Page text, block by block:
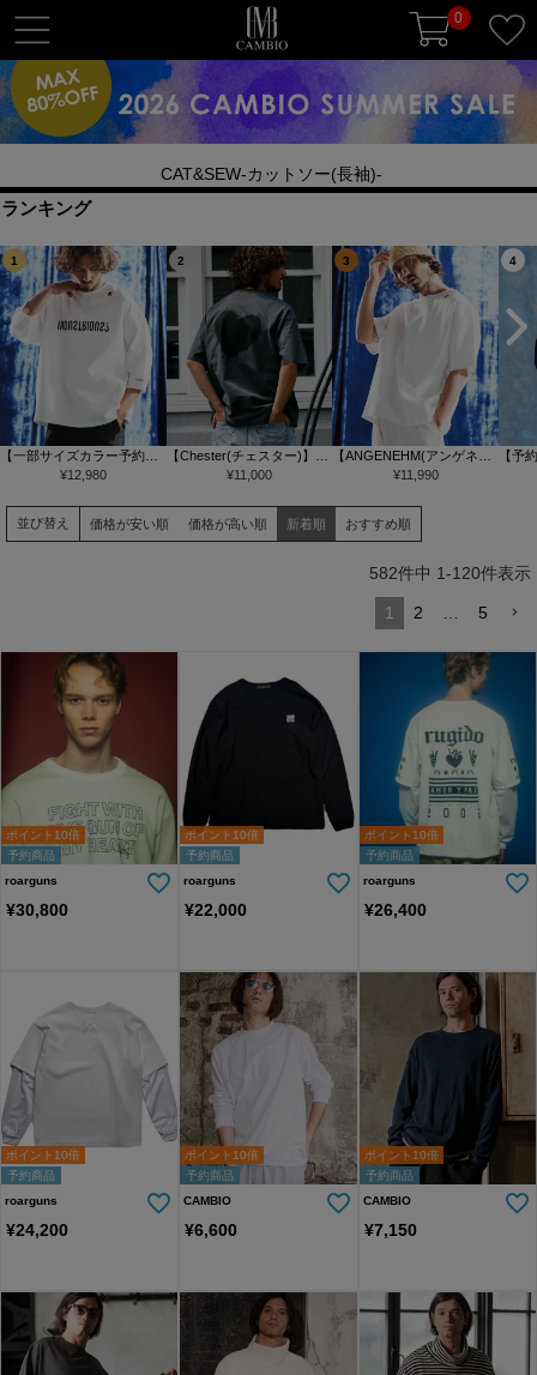
0
t
o
g
l
n
v
i
g
a
t
i
o
n
CAT&SEW-カットソー(長袖)-
ランキング
1
【一部サイズカラー予約販
売9月下旬～10月上旬入
4 Sleeve T-shirt 7分袖カッ
¥12,980
2
【Chester(チェスター)】
【予約販売サイズ・カラー
シャツ(10014)
¥11,000
3
【ANGENEHM(アンゲネー
ム)】Interlock Fabric T-shirt
¥11,990
4
【予
並び替え 価格が安い順 価格が高い順 新着順 おすすめ順
582件中 1-120件表示
1 2 5
予約商品
ポイント10倍
roarguns
¥30,800
予約商品
ポイント10倍
roarguns
¥22,000
予約商品
ポイント10倍
roarguns
¥26,400
予約商品
ポイント10倍
roarguns
¥24,200
予約商品
ポイント10倍
CAMBIO
¥6,600
予約商品
ポイント10倍
CAMBIO
¥7,150